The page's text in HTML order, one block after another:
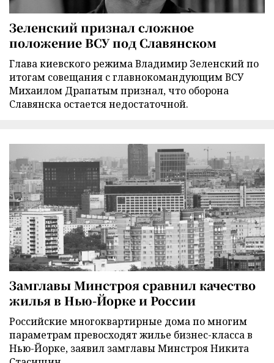
Зеленский признал сложное
положение ВСУ под Славянском
Глава киевского режима Владимир Зеленский по
итогам совещания с главнокомандующим ВСУ
Михаилом Драпатым признал, что оборона
Славянска остается недостаточной.
Замглавы Минстроя сравнил качество
жилья в Нью-Йорке и России
Российские многоквартирные дома по многим
параметрам превосходят жилье бизнес-класса в
Нью-Йорке, заявил замглавы Минстроя Никита